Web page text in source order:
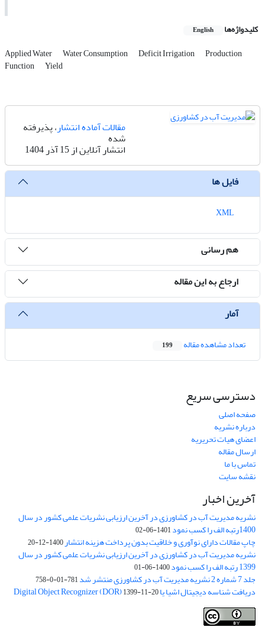
کلیدواژه‌ها English
Applied Water Water Consumption Deficit Irrigation Production
Function Yield
مقالات آماده انتشار، پذیرفته
شده
انتشار آنلاین از 15 آذر 1404
فایل ها
هم رسانی
ارجاع به این مقاله
آمار
تعداد مشاهده مقاله 199
دسترسی سریع
صفحه اصلی
درباره نشریه
اعضای هیات تحریریه
ارسال مقاله
تماس با ما
نقشه سایت
آخرین اخبار
نشریه مدیریت آب در کشاورزی در آخرین ارزیابی نشریات علمی کشور در سال
1400رتبه الف را کسب نمود 1401-06-02
چاپ مقالات دارای نوآوری و خلاقیت بدون پرداخت هزینه انتشار1400-12-20
نشریه مدیریت آب در کشاورزی در آخرین ارزیابی نشریات علمی کشور در سال
1399 رتبه الف را کسب نمود 1400-06-01
جلد 7 شماره 2 نشریه مدیریت آب در کشاورزی منتشر شد 781-01-0-758
دریافت شناسه دیجیتال اشیا یا Digital Object Recognizer (DOR)1399-11-20